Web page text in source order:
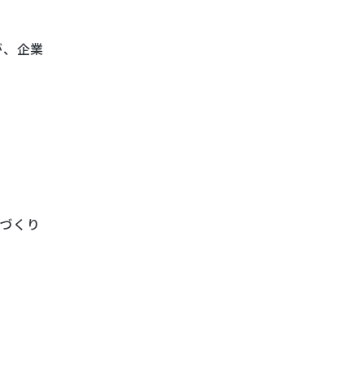
企業
くり